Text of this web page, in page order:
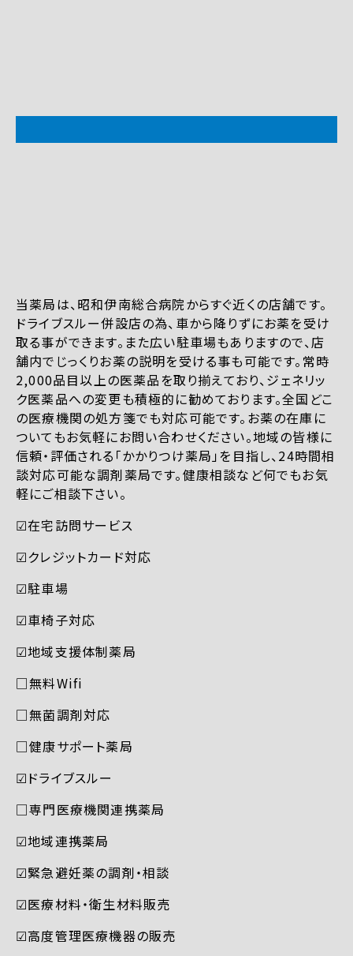
当薬局は、昭和伊南総合病院からすぐ近くの店舗です。
ドライブスルー併設店の為、車から降りずにお薬を受け
取る事ができます。また広い駐車場もありますので、店
舗内でじっくりお薬の説明を受ける事も可能です。常時
2,000品目以上の医薬品を取り揃えており、ジェネリッ
ク医薬品への変更も積極的に勧めております。全国どこ
の医療機関の処方箋でも対応可能です。お薬の在庫に
ついてもお気軽にお問い合わせください。地域の皆様に
信頼・評価される「かかりつけ薬局」を目指し、24時間相
談対応可能な調剤薬局です。健康相談など何でもお気
軽にご相談下さい。
☑︎在宅訪問サービス
☑︎クレジットカード対応
☑︎駐車場
☑︎車椅子対応
☑︎地域支援体制薬局
□無料Wifi
□無菌調剤対応
□健康サポート薬局
☑︎ドライブスルー
□専門医療機関連携薬局
☑︎地域連携薬局
☑︎緊急避妊薬の調剤・相談
☑︎医療材料・衛生材料販売
☑︎高度管理医療機器の販売